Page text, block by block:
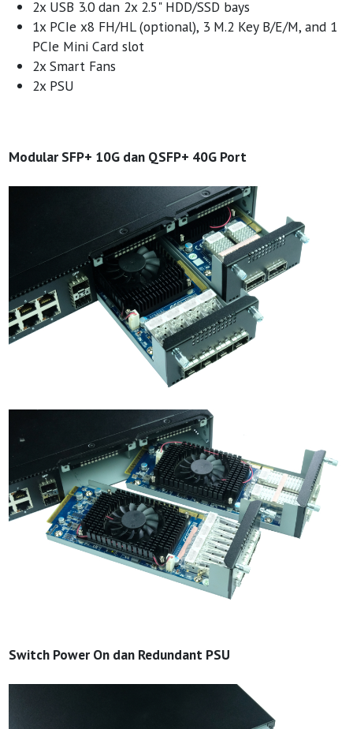
2x USB 3.0 dan 2x 2.5" HDD/SSD bays
1x PCIe x8 FH/HL (optional), 3 M.2 Key B/E/M, and 1
PCIe Mini Card slot
2x Smart Fans
2x PSU
Modular SFP+ 10G dan QSFP+ 40G Port
Switch Power On dan Redundant PSU